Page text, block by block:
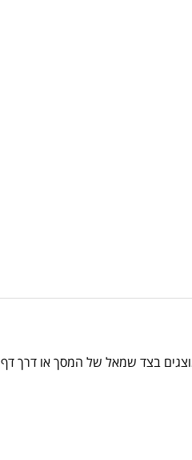
בצד שמאל של המסך או דרך דף